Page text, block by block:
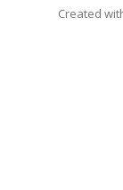
Created